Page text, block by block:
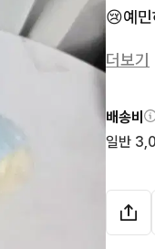
😢예민
💗일반
*예약
더보기
배송비
일반